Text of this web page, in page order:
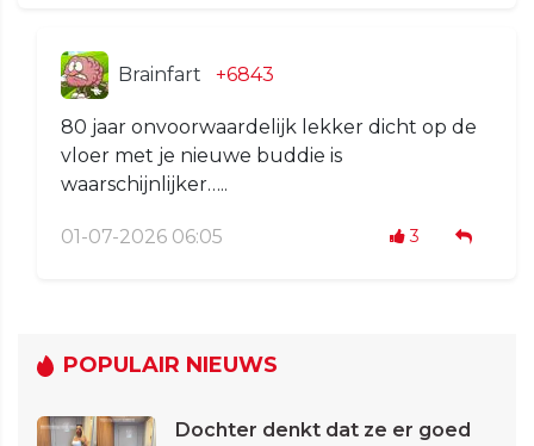
Brainfart +6843
80 jaar onvoorwaardelijk lekker dicht op de
vloer met je nieuwe buddie is
waarschijnlijker…..
01-07-2026 06:05 3
POPULAIR NIEUWS
Dochter denkt dat ze er goed